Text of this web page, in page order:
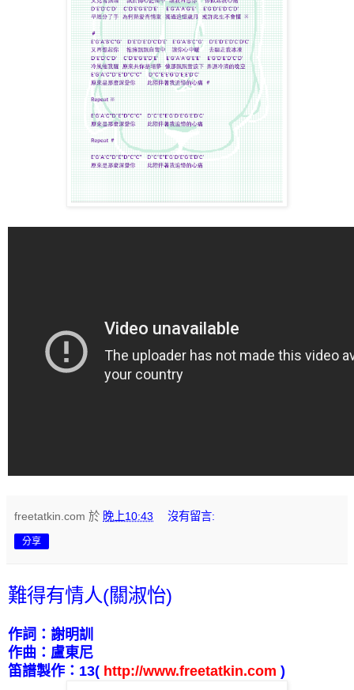
freetatkin.com 於 晚上10:43 沒有留言:
分享
難得有情人(關淑怡)
作詞：謝明訓
作曲：盧東尼
笛譜製作： 13( http://www.freetatkin.com )